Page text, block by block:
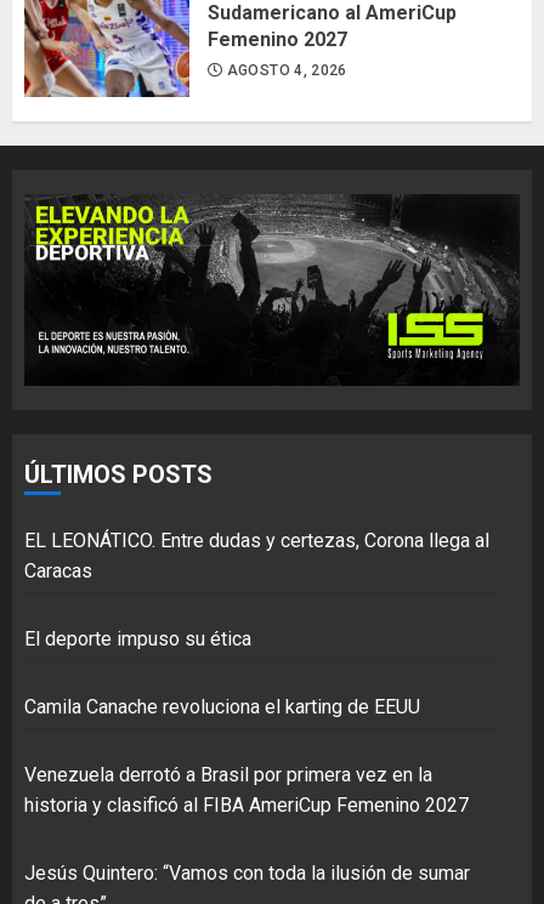
Sudamericano al AmeriCup
Femenino 2027
AGOSTO 4, 2026
ÚLTIMOS POSTS
EL LEONÁTICO. Entre dudas y certezas, Corona llega al
Caracas
El deporte impuso su ética
Camila Canache revoluciona el karting de EEUU
Venezuela derrotó a Brasil por primera vez en la
historia y clasificó al FIBA AmeriCup Femenino 2027
Jesús Quintero: “Vamos con toda la ilusión de sumar